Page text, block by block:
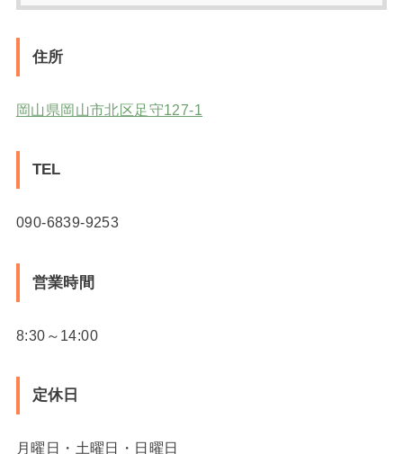
住所
岡山県岡山市北区足守127-1
TEL
090-6839-9253
営業時間
8:30～14:00
定休日
月曜日・土曜日・日曜日